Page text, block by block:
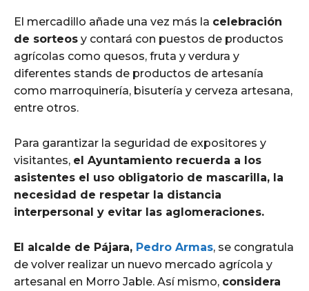
El mercadillo añade una vez más la celebración
de sorteos y contará con puestos de productos
agrícolas como quesos, fruta y verdura y
diferentes stands de productos de artesanía
como marroquinería, bisutería y cerveza artesana,
entre otros.
Para garantizar la seguridad de expositores y
visitantes, el Ayuntamiento recuerda a los
asistentes el uso obligatorio de mascarilla, la
necesidad de respetar la distancia
interpersonal y evitar las aglomeraciones.
El alcalde de Pájara, Pedro Armas, se congratula
de volver realizar un nuevo mercado agrícola y
artesanal en Morro Jable. Así mismo, considera